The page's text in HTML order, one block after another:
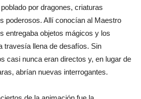
por dragones, criaturas
poderosos. Allí conocían al Maestro
entregaba objetos mágicos y los
travesía llena de desafíos. Sin
casi nunca eran directos y, en lugar de
abrían nuevas interrogantes.